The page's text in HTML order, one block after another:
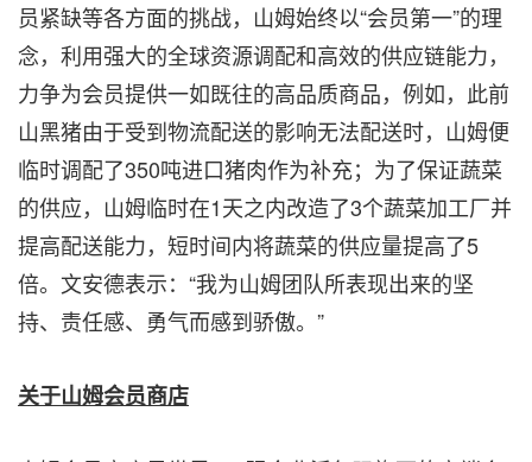
员紧缺等各方面的挑战，山姆始终以“会员第一”的理
念，利用强大的全球资源调配和高效的供应链能力，
力争为会员提供一如既往的高品质商品，例如，此前
山黑猪由于受到物流配送的影响无法配送时，山姆便
临时调配了350吨进口猪肉作为补充；为了保证蔬菜
的供应，山姆临时在1天之内改造了3个蔬菜加工厂并
提高配送能力，短时间内将蔬菜的供应量提高了5
倍。文安德表示：“我为山姆团队所表现出来的坚
持、责任感、勇气而感到骄傲。”
关于山姆会员商店